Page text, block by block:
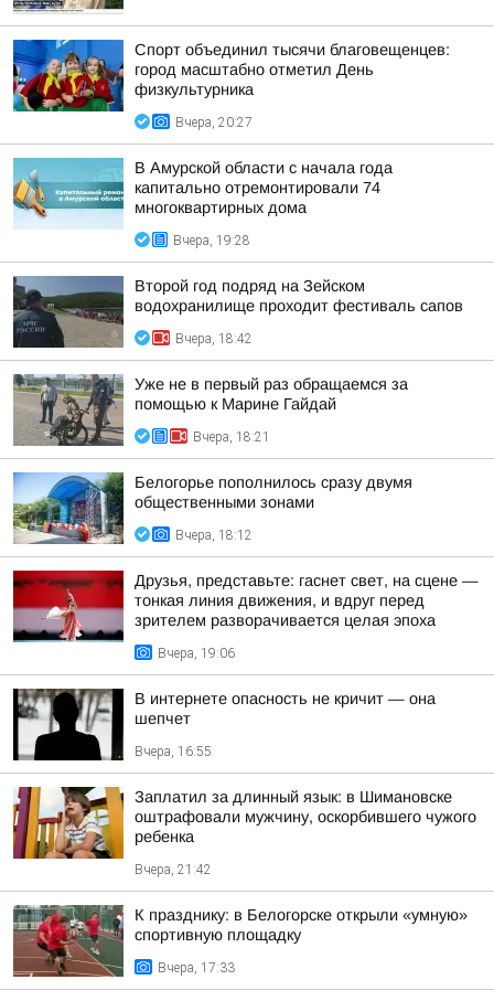
Спорт объединил тысячи благовещенцев:
город масштабно отметил День
физкультурника
Вчера, 20:27
В Амурской области с начала года
капитально отремонтировали 74
многоквартирных дома
Вчера, 19:28
Второй год подряд на Зейском
водохранилище проходит фестиваль сапов
Вчера, 18:42
Уже не в первый раз обращаемся за
помощью к Марине Гайдай
Вчера, 18:21
Белогорье пополнилось сразу двумя
общественными зонами
Вчера, 18:12
Друзья, представьте: гаснет свет, на сцене —
тонкая линия движения, и вдруг перед
зрителем разворачивается целая эпоха
Вчера, 19:06
В интернете опасность не кричит — она
шепчет
Вчера, 16:55
Заплатил за длинный язык: в Шимановске
оштрафовали мужчину, оскорбившего чужого
ребенка
Вчера, 21:42
К празднику: в Белогорске открыли «умную»
спортивную площадку
Вчера, 17:33